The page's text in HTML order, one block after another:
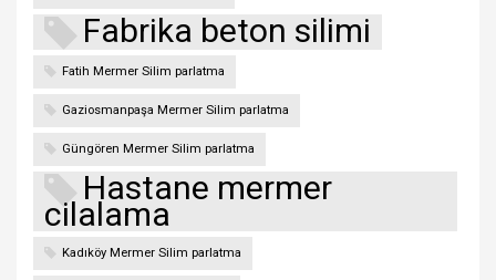
Fabrika beton silimi
Fatih Mermer Silim parlatma
Gaziosmanpaşa Mermer Silim parlatma
Güngören Mermer Silim parlatma
Hastane mermer
cilalama
Kadıköy Mermer Silim parlatma